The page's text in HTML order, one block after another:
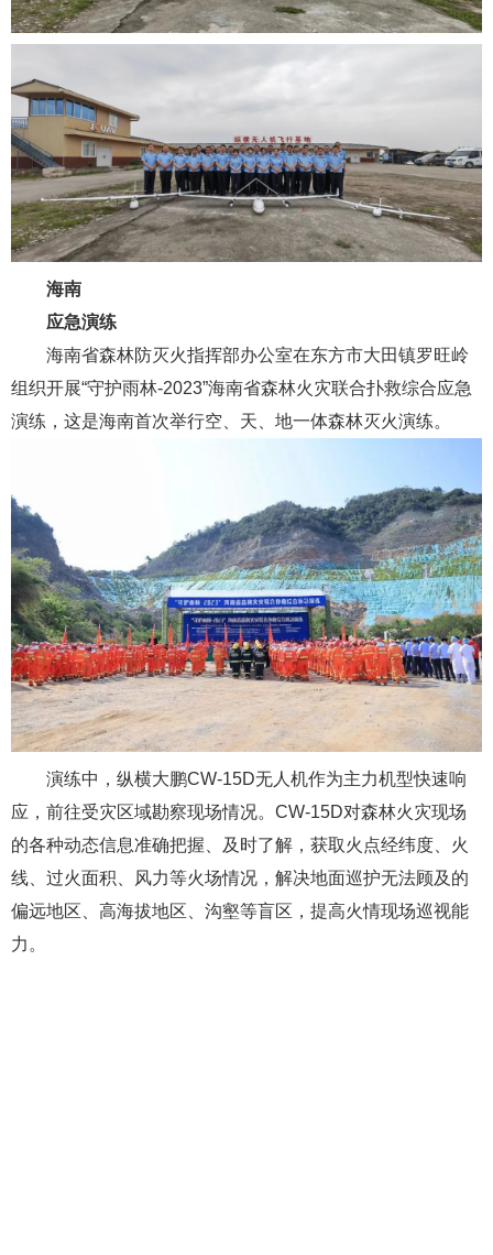
海南
应急演练
海南省森林防灭火指挥部办公室在东方市大田镇罗旺岭
组织开展“守护雨林-2023”海南省森林火灾联合扑救综合应急
演练，这是海南首次举行空、天、地一体森林灭火演练。
演练中，纵横大鹏CW-15D无人机作为主力机型快速响
应，前往受灾区域勘察现场情况。CW-15D对森林火灾现场
的各种动态信息准确把握、及时了解，获取火点经纬度、火
线、过火面积、风力等火场情况，解决地面巡护无法顾及的
偏远地区、高海拔地区、沟壑等盲区，提高火情现场巡视能
力。